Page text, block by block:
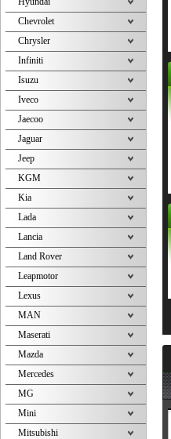
Chevrolet
Chrysler
Infiniti
Isuzu
Iveco
Jaecoo
Jaguar
Jeep
KGM
Kia
Lada
Lancia
Land Rover
Leapmotor
Lexus
MAN
Maserati
Mazda
Mercedes
MG
Mini
Mitsubishi